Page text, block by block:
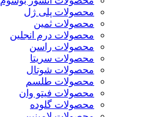
محصولات پلی ژل
محصولات ثمین
محصولات درم انجلین
محصولات راسن
محصولات سریتا
محصولات شوتال
محصولات طلسم
محصولات فیتو وان
محصولات گلوده